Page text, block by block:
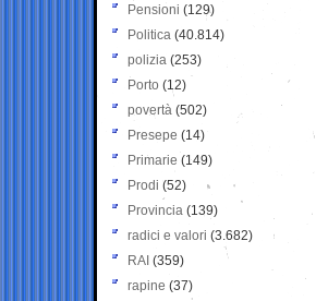
Pensioni (129)
Politica (40.814)
polizia (253)
Porto (12)
povertà (502)
Presepe (14)
Primarie (149)
Prodi (52)
Provincia (139)
radici e valori (3.682)
RAI (359)
rapine (37)